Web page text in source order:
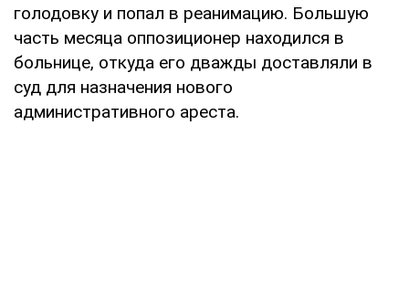
голодовку и попал в реанимацию. Большую
часть месяца оппозиционер находился в
больнице, откуда его дважды доставляли в
суд для назначения нового
административного ареста.